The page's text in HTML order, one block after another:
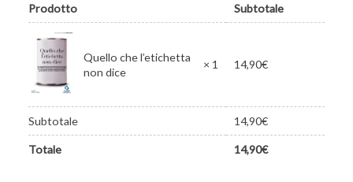
Prodotto Subtotale
Quello che l’etichetta
non dice
× 1 14,90€
Subtotale 14,90€
Totale 14,90€